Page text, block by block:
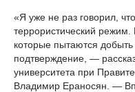
«Я уже не раз говорил,
террористический
которые пытаются
подтверждение, —
университета при
Владимир Ераносян. —